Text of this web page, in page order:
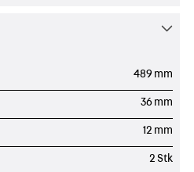
489 mm
36 mm
12 mm
2 Stk